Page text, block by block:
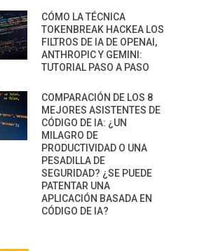
CÓMO LA TÉCNICA
TOKENBREAK HACKEA LOS
FILTROS DE IA DE OPENAI,
ANTHROPIC Y GEMINI:
TUTORIAL PASO A PASO
COMPARACIÓN DE LOS 8
MEJORES ASISTENTES DE
CÓDIGO DE IA: ¿UN
MILAGRO DE
PRODUCTIVIDAD O UNA
PESADILLA DE
SEGURIDAD? ¿SE PUEDE
PATENTAR UNA
APLICACIÓN BASADA EN
CÓDIGO DE IA?